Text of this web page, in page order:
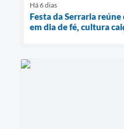
Há 6 dias
Festa da Serraria
em dia de fé, cultura